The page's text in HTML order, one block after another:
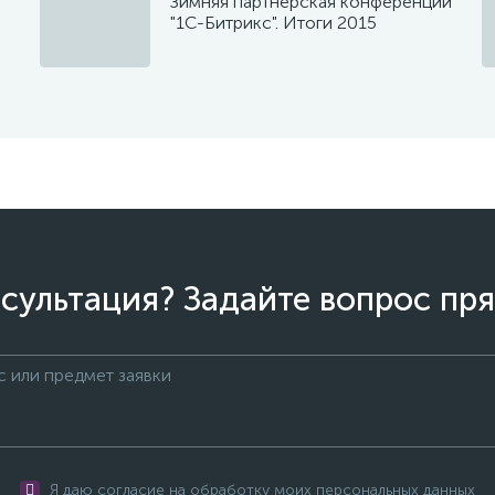
"1С-Битрикс". Итоги 2015
Задайте вопрос
Я даю согласие на обработку моих персональных данных